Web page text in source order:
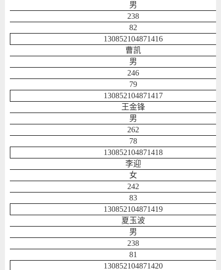
男
238
82
130852104871416
曹凯
男
246
79
130852104871417
王金锋
男
262
78
130852104871418
李迎
女
242
83
130852104871419
夏玉波
男
238
81
130852104871420